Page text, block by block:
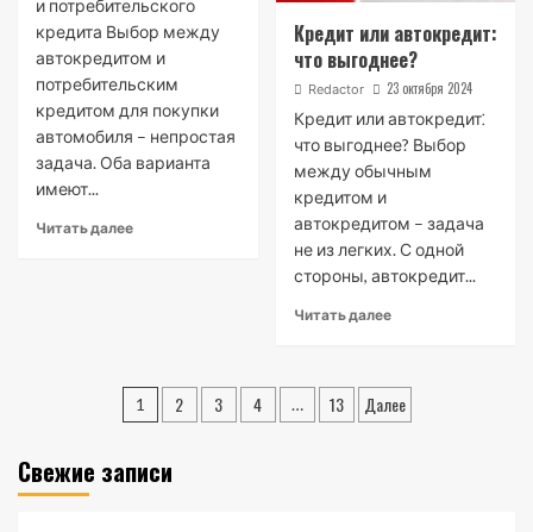
и потребительского
кредита Выбор между
автокредитом и
потребительским
кредитом для покупки
автомобиля – непростая
задача. Оба варианта
имеют...
Читать далее
Кредит или автокредит:
что выгоднее?
Redactor 23 октября 2024
Кредит или автокредит⁚
что выгоднее? Выбор
между обычным
кредитом и
автокредитом – задача
не из легких. С одной
стороны, автокредит...
Читать далее
Пагинация
1 2 3 4 … 13 Далее
Свежие записи